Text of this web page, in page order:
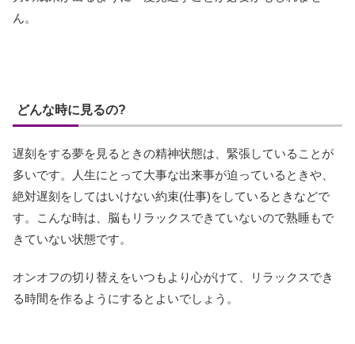
ん。
どんな時に見るの?
遅刻をする夢を見るときの精神状態は、緊張していることが
多いです。人生にとって大事な出来事が迫っているときや、
絶対遅刻をしてはいけない約束(仕事)をしているときなどで
す。こんな時は、脳もリラックスできていないので熟睡もで
きていない状態です。
オンオフの切り替えをいつもより心がけて、リラックスでき
る時間を作るようにするとよいでしょう。